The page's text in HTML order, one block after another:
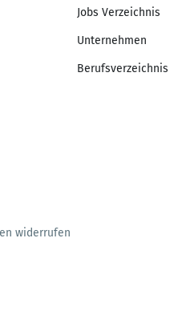
Jobs Verzeichnis
Unternehmen
Berufsverzeichnis
widerrufen